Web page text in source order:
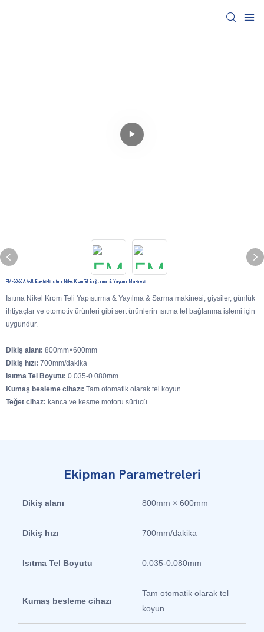
FM-8060A Akıllı Elektrikli Isıtma Nikel Krom Tel Bağlama & Yayılma Makinesi
Isıtma Nikel Krom Teli Yapıştırma & Yayılma & Sarma makinesi, giysiler, günlük
ihtiyaçlar ve otomotiv ürünleri gibi sert ürünlerin ısıtma tel bağlanma işlemi için
uygundur.
Dikiş alanı: 800mm×600mm
Dikiş hızı: 700mm/dakika
Isıtma Tel Boyutu: 0.035-0.080mm
Kumaş besleme cihazı: Tam otomatik olarak tel koyun
Teğet cihaz: kanca ve kesme motoru sürücü
Ekipman Parametreleri
Dikiş alanı 800mm × 600mm
Dikiş hızı 700mm/dakika
Isıtma Tel Boyutu 0.035-0.080mm
Kumaş besleme cihazı
Tam otomatik olarak tel
koyun